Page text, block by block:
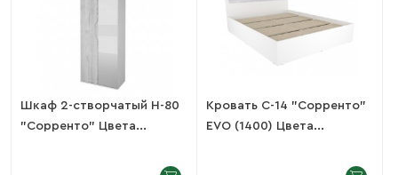
Шкаф 2-створчатый Н-80
"Сорренто" Цвета...
Кровать С-14 "Сорренто"
EVO (1400) Цвета...